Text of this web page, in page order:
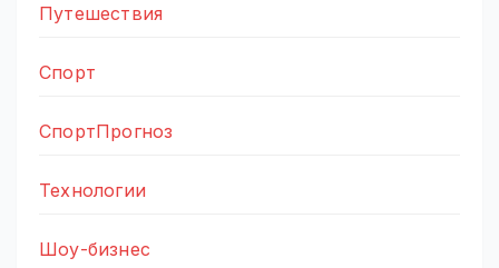
Путешествия
Спорт
СпортПрогноз
Технологии
Шоу-бизнес